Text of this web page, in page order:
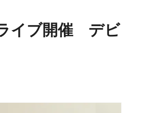
イブ開催 デビ